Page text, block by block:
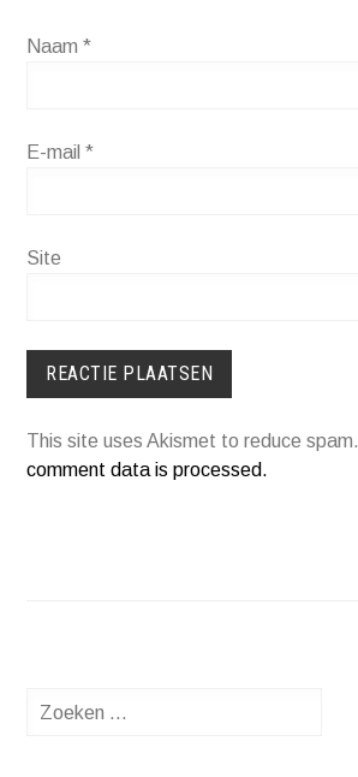
Naam*
E-mail*
Site
This site uses Akismet to reduce spam.
comment data is processed.
Zoeken